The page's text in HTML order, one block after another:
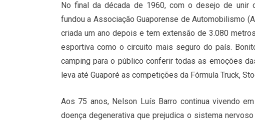
No final da década de 1960, com o desejo de unir
fundou a Associação Guaporense de Automobilismo
criada um ano depois e tem extensão de 3.080
esportiva como o circuito mais seguro do país.
camping para o público conferir todas as emoções
leva até Guaporé as competições da Fórmula Truck,
Aos 75 anos, Nelson Luís Barro continua vivendo
doença degenerativa que prejudica o sistema